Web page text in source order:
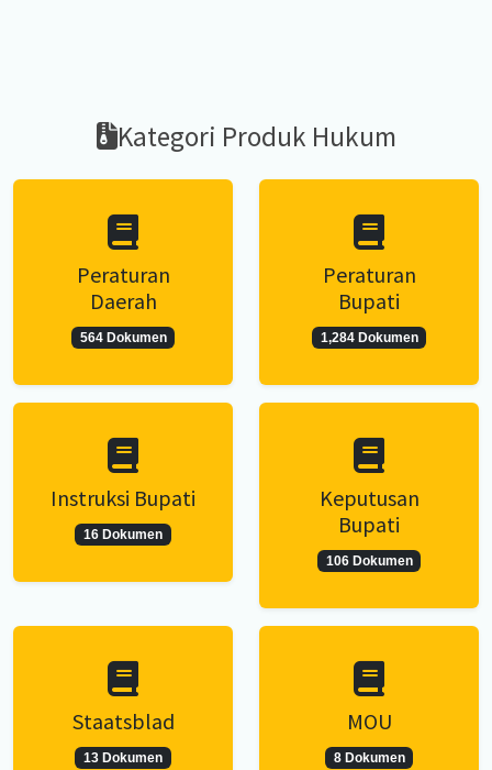
Kategori Produk Hukum
Peraturan
Daerah
564 Dokumen
Peraturan
Bupati
1,284 Dokumen
Instruksi Bupati
16 Dokumen
Keputusan
Bupati
106 Dokumen
Staatsblad
13 Dokumen
MOU
8 Dokumen